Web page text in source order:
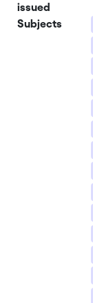
issued
Subjects